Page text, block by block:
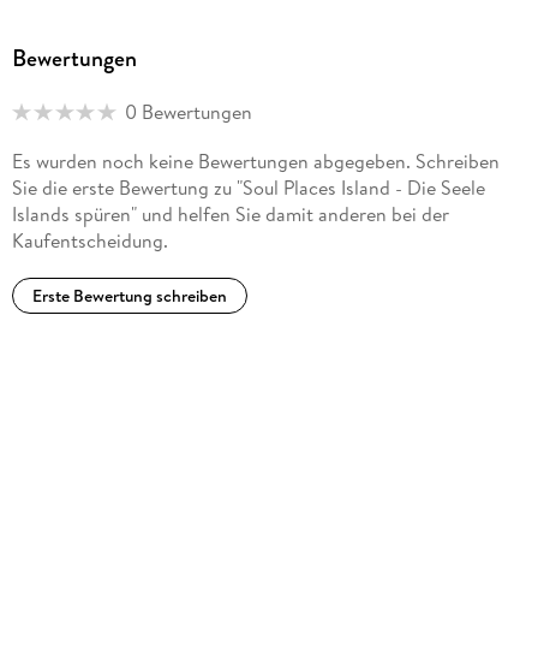
in- und ausländischen Medien.
Bewertungen
0 Bewertungen
Es wurden noch keine Bewertungen abgegeben. Schreiben
Sie die erste Bewertung zu "Soul Places Island - Die Seele
Islands spüren" und helfen Sie damit anderen bei der
Kaufentscheidung.
Erste Bewertung schreiben